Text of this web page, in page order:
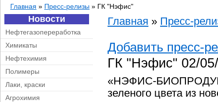
Главная » Пресс-релизы » ГК "Нэфис"
Новости
Нефтегазопереработка
Химикаты
Нефтехимия
Полимеры
Лаки, краски
Агрохимия
Главная » Пресс-
Добавить пресс-
ГК "Нэфис" 02/
«НЭФИС-
зеленого цвета из